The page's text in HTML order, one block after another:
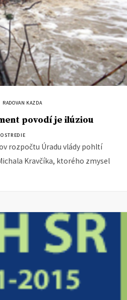
RADOVAN KAZDA
povodí je ilúziou
rozpočtu Úradu vlády pohltí
Kravčíka, ktorého zmysel